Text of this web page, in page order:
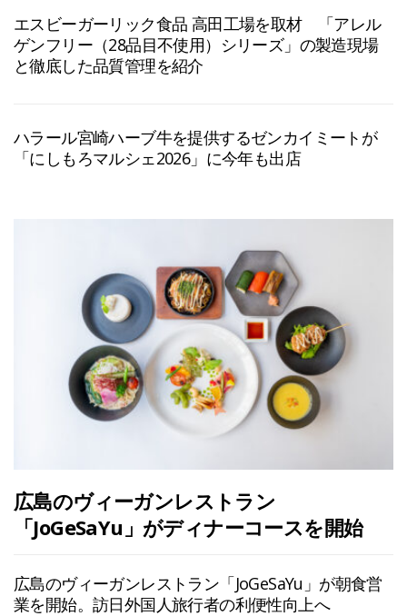
エスビーガーリック食品 高田工場を取材 「アレル
ゲンフリー（28品目不使用）シリーズ」の製造現場
と徹底した品質管理を紹介
ハラール宮崎ハーブ牛を提供するゼンカイミートが
「にしもろマルシェ2026」に今年も出店
広島のヴィーガンレストラン
「JoGeSaYu」がディナーコースを開始
広島のヴィーガンレストラン「JoGeSaYu」が朝食営
業を開始。訪日外国人旅行者の利便性向上へ